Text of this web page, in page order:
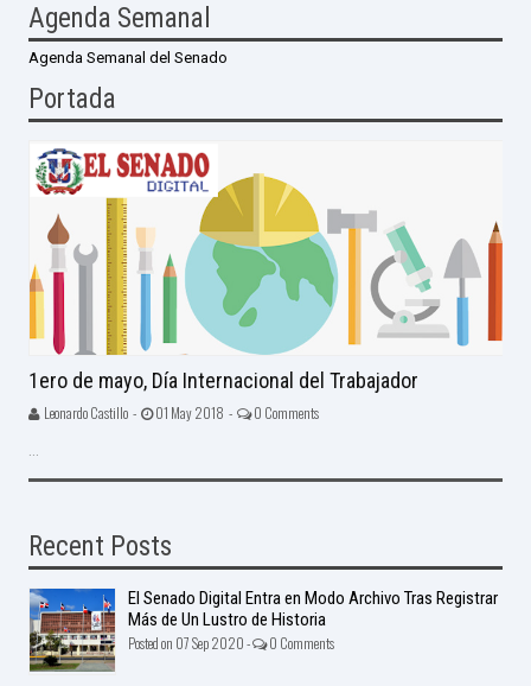
Agenda Semanal
Agenda Semanal del Senado
Portada
1ero de mayo, Día Internacional del Trabajador
Leonardo Castillo - 01 May 2018 - 0 Comments
Recent Posts
El Senado Digital Entra en Modo Archivo Tras Registrar
Más de Un Lustro de Historia
Posted on 07 Sep 2020 - 0 Comments